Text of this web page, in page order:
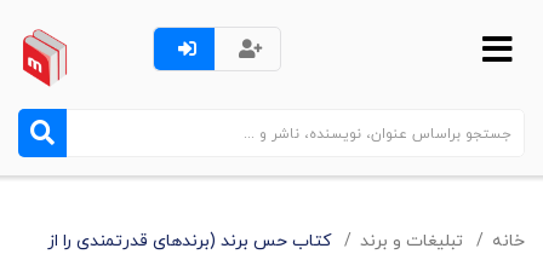
خانه تبليغات و برند
کتاب حس برند (برندهای قدرتمندی را از